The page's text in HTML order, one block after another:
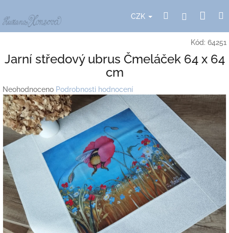
na
obsah
CZK HledatPřihlášení
Kód: 64251
Jarní středový ubrus Čmeláček 64 x 64
cm
Průměrné
hodnocení
produktu
je
0,0
z
5
hvězdiček.
Neohodnoceno Podrobnosti hodnocení